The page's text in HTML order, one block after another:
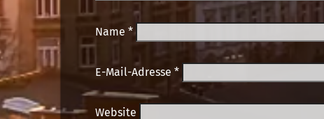
Name *
E-Mail-Adresse *
Website